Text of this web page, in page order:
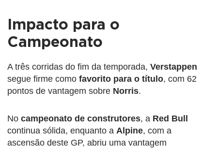
Impacto para o
Campeonato
A três corridas do fim da temporada, Verstappen
segue firme como favorito para o título, com 62
pontos de vantagem sobre Norris.
No campeonato de construtores, a Red Bull
continua sólida, enquanto a Alpine, com a
ascensão deste GP, abriu uma vantagem